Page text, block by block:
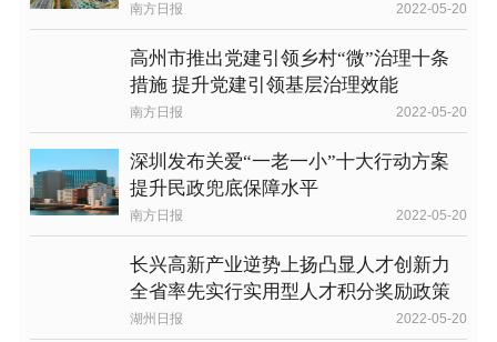
南方日报 2022-05-20
高州市推出党建引领乡村“微”治理十条
措施 提升党建引领基层治理效能
南方日报 2022-05-20
深圳发布关爱“一老一小”十大行动方案
提升民政兜底保障水平
南方日报 2022-05-20
长兴高新产业逆势上扬凸显人才创新力
全省率先实行实用型人才积分奖励政策
湖州日报 2022-05-20